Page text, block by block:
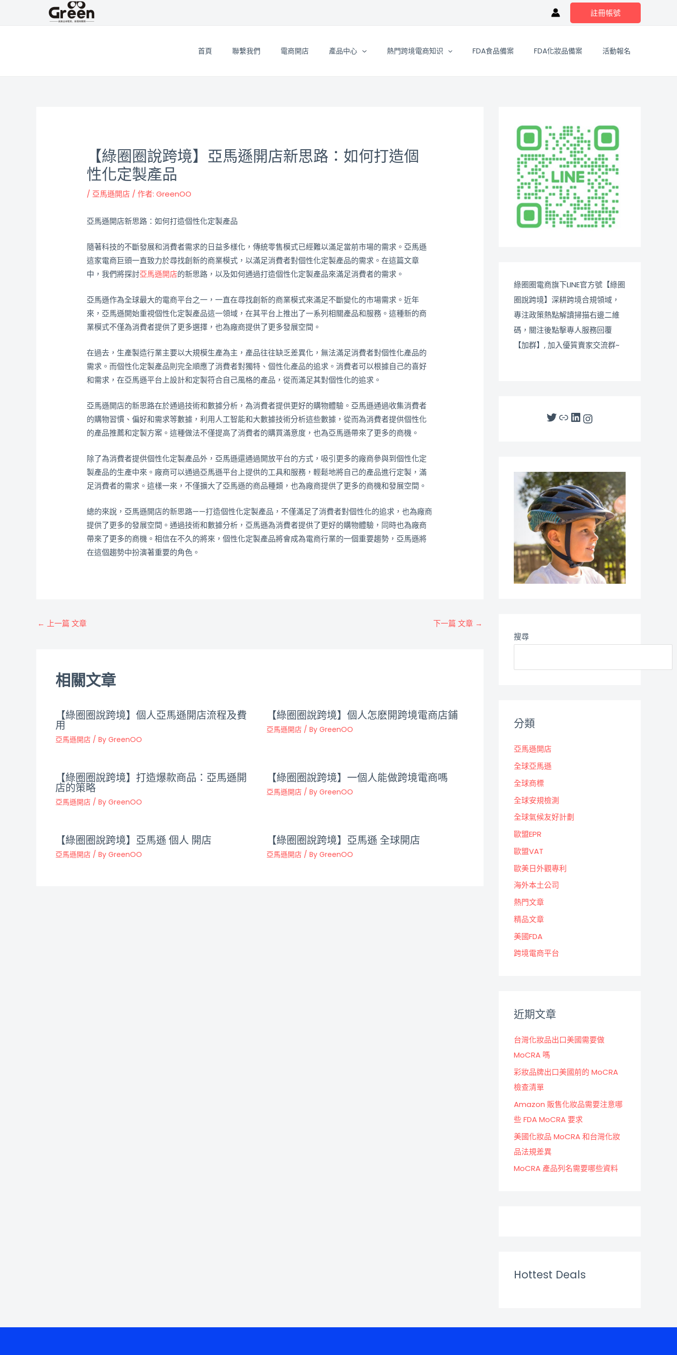
註冊帳號
首頁 聯繫我們 電商開店 產品中心 熱門跨境電商知识 FDA食品備案 FDA化妝品備案 活動報名
【綠圈圈說跨境】亞馬遜開店新思路：如何打造個
性化定製產品
/ 亞馬遜開店 / 作者:GreenOO
亞馬遜開店新思路：如何打造個性化定製產品
隨著科技的不斷發展和消費者需求的日益多樣化，傳統零售模式已經難以滿足當前市場的需求。亞馬遜
這家電商巨頭一直致力於尋找創新的商業模式，以滿足消費者對個性化定製產品的需求。在這篇文章
中，我們將探討亞馬遜開店的新思路，以及如何通過打造個性化定製產品來滿足消費者的需求。
亞馬遜作為全球最大的電商平台之一，一直在尋找創新的商業模式來滿足不斷變化的市場需求。近年
來，亞馬遜開始重視個性化定製產品這一領域，在其平台上推出了一系列相關產品和服務。這種新的商
業模式不僅為消費者提供了更多選擇，也為廠商提供了更多發展空間。
在過去，生產製造行業主要以大規模生產為主，產品往往缺乏差異化，無法滿足消費者對個性化產品的
需求。而個性化定製產品則完全順應了消費者對獨特、個性化產品的追求。消費者可以根據自己的喜好
和需求，在亞馬遜平台上設計和定製符合自己風格的產品，從而滿足其對個性化的追求。
亞馬遜開店的新思路在於通過技術和數據分析，為消費者提供更好的購物體驗。亞馬遜通過收集消費者
的購物習慣、偏好和需求等數據，利用人工智能和大數據技術分析這些數據，從而為消費者提供個性化
的產品推薦和定製方案。這種做法不僅提高了消費者的購買滿意度，也為亞馬遜帶來了更多的商機。
除了為消費者提供個性化定製產品外，亞馬遜還通過開放平台的方式，吸引更多的廠商參與到個性化定
製產品的生產中來。廠商可以通過亞馬遜平台上提供的工具和服務，輕鬆地將自己的產品進行定製，滿
足消費者的需求。這樣一來，不僅擴大了亞馬遜的商品種類，也為廠商提供了更多的商機和發展空間。
總的來說，亞馬遜開店的新思路——打造個性化定製產品，不僅滿足了消費者對個性化的追求，也為廠商
提供了更多的發展空間。通過技術和數據分析，亞馬遜為消費者提供了更好的購物體驗，同時也為廠商
帶來了更多的商機。相信在不久的將來，個性化定製產品將會成為電商行業的一個重要趨勢，亞馬遜將
在這個趨勢中扮演著重要的角色。
← 上一篇 文章 下一篇 文章 →
相關文章
【綠圈圈說跨境】個人亞馬遜開店流程及費
用
亞馬遜開店/ By GreenOO
【綠圈圈說跨境】個人怎麽開跨境電商店鋪
亞馬遜開店/ By GreenOO
【綠圈圈說跨境】打造爆款商品：亞馬遜開
店的策略
亞馬遜開店/ By GreenOO
【綠圈圈說跨境】一個人能做跨境電商嗎
亞馬遜開店/ By GreenOO
【綠圈圈說跨境】亞馬遜 個人 開店
亞馬遜開店/ By GreenOO
【綠圈圈說跨境】亞馬遜 全球開店
亞馬遜開店/ By GreenOO
綠圈圈電商旗下LINE官方號【綠圈
圈說跨境】深耕跨境合規領域，
專注政策熱點解讀掃描右邊二維
碼，關注後點擊專人服務回覆
【加群】, 加入優質賣家交流群~
搜尋
分類
亞馬遜開店
全球亞馬遜
全球商標
全球安規檢測
全球氣候友好計劃
歐盟EPR
歐盟VAT
歐美日外觀專利
海外本土公司
熱門文章
精品文章
美國FDA
跨境電商平台
近期文章
台灣化妝品出口美國需要做
MoCRA 嗎
彩妝品牌出口美國前的 MoCRA
檢查清單
Amazon 販售化妝品需要注意哪
些 FDA MoCRA 要求
美國化妝品 MoCRA 和台灣化妝
品法規差異
MoCRA 產品列名需要哪些資料
Hottest Deals